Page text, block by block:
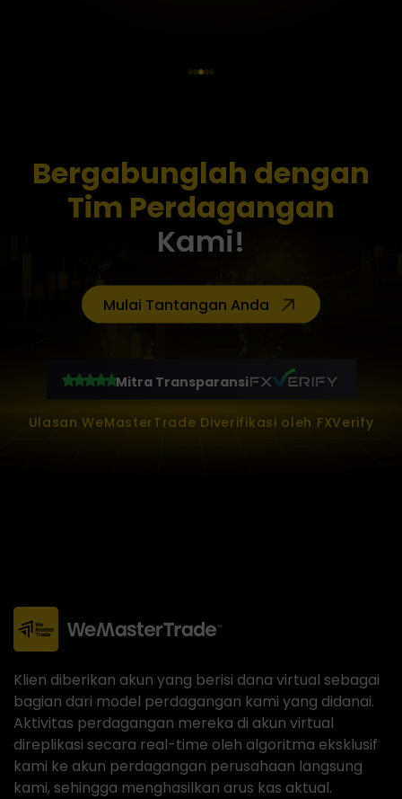
Bergabunglah dengan
Tim Perdagangan
Kami!
Mulai Tantangan Anda
Mitra Transparansi
Ulasan WeMasterTrade Diverifikasi oleh FXVerify
Klien diberikan akun yang berisi dana virtual sebagai
bagian dari model perdagangan kami yang didanai.
Aktivitas perdagangan mereka di akun virtual
direplikasi secara real-time oleh algoritma eksklusif
kami ke akun perdagangan perusahaan langsung
kami, sehingga menghasilkan arus kas aktual.